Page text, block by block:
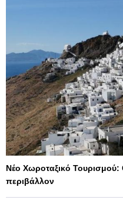
Νέο Χωροταξικό Τουρισμού:
περιβάλλον